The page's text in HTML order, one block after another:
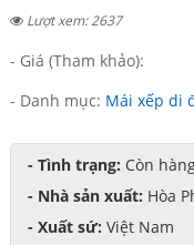
Lượt xem: 2637
- Giá (Tham khảo):
- Danh mục: Mái xếp di
- Tình trạng: Còn
- Nhà sản xuất: Hòa
- Xuất sứ: Việt Nam